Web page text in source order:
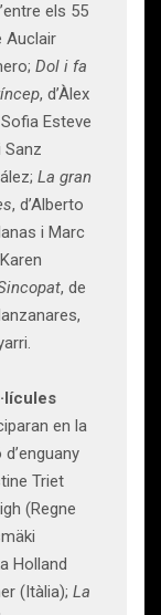
els 55
Auclair
Dol i fa
, d’Àlex
Esteve
Sanz
La gran
, d’Alberto
i Marc
, de
en la
Triet
(Regne
Holland
(Itàlia); La